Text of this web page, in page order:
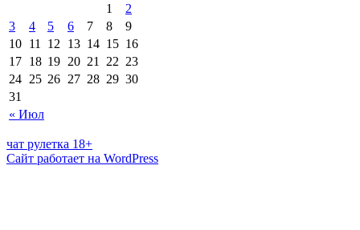
« Июл
1
2
3
4 5 6 7 8
9
10 11 12 13 14 15 16
17 18 19 20 21 22 23
24 25 26 27 28 29 30
31
чат рулетка 18+
Сайт работает на WordPress